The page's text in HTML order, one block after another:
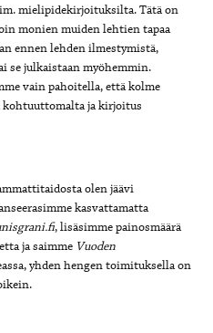
mielipidekirjoituksilta. Tätä on
monien muiden lehtien tapaa
ennen lehden ilmestymistä,
se julkaistaan myöhemmin.
vain pahoitella, että kolme
ja kirjoitus
olen jäävi
kasvattamatta
, lisäsimme painosmäärä
ja saimme Vuoden
yhden hengen toimituksella on